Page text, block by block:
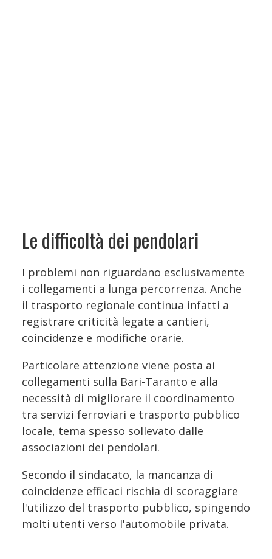
Le difficoltà dei pendolari
I problemi non riguardano esclusivamente
i collegamenti a lunga percorrenza. Anche
il trasporto regionale continua infatti a
registrare criticità legate a cantieri,
coincidenze e modifiche orarie.
Particolare attenzione viene posta ai
collegamenti sulla Bari-Taranto e alla
necessità di migliorare il coordinamento
tra servizi ferroviari e trasporto pubblico
locale, tema spesso sollevato dalle
associazioni dei pendolari.
Secondo il sindacato, la mancanza di
coincidenze efficaci rischia di scoraggiare
l'utilizzo del trasporto pubblico, spingendo
molti utenti verso l'automobile privata.